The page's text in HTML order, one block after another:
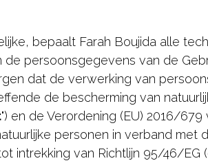
bepaalt Farah Boujida alle
persoonsgegevens van de
dat de verwerking van
de bescherming van
") en de Verordening (EU) 2016/
personen in verband
intrekking van Richtlijn 95/46/EG